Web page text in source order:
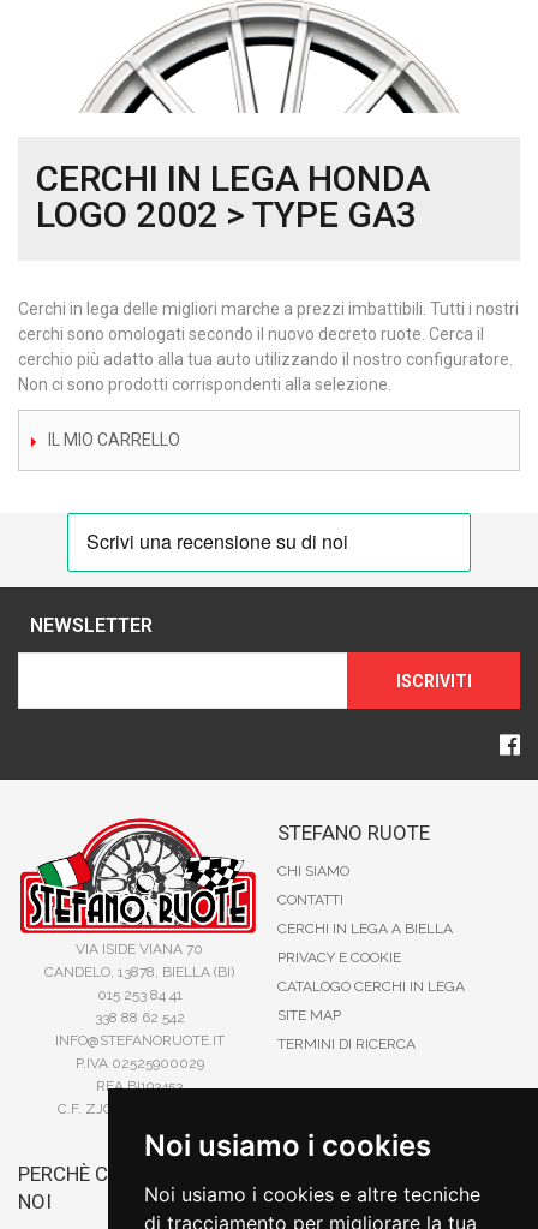
Noi usiamo i cookies
Noi usiamo i cookies e altre tecniche
di tracciamento per migliorare la tua
CERCHI IN LEGA HONDA
LOGO 2002 > TYPE GA3
Cerchi in lega delle migliori marche a prezzi imbattibili. Tutti i nostri
cerchi sono omologati secondo il nuovo decreto ruote. Cerca il
cerchio più adatto alla tua auto utilizzando il nostro configuratore.
Non ci sono prodotti corrispondenti alla selezione.
IL MIO CARRELLO
NEWSLETTER
ISCRIVITI
VIA ISIDE VIANA 70
CANDELO, 13878, BIELLA (BI)
015 253 84 41
338 88 62 542
INFO@STEFANORUOTE.IT
P.IVA 02525900029
REA BI193453
C.F. ZJOSFN73H14A859X
STEFANO RUOTE
CHI SIAMO
CONTATTI
CERCHI IN LEGA A BIELLA
PRIVACY E COOKIE
CATALOGO CERCHI IN LEGA
SITE MAP
TERMINI DI RICERCA
PERCHÈ COMPRARE DA
NOI
CARTA DI CREDITO